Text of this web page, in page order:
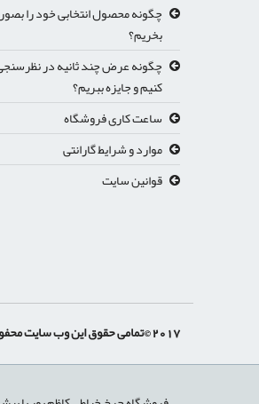
چگونه محصول انتخابی خود را
بخریم؟
چگونه عرض چند ثانیه در
کنیم و جایزه ببریم؟
ساعت کاری فروشگاه
موارد و شرایط گارانتی
قوانین سایت
2017 ©تمامی حقوق این وب سایت محفوظ و متعلق به شیراز ژانومه می باشد.